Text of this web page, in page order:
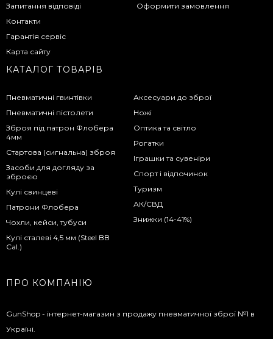
Запитання відповіді
Контакти
Гарантія сервіс
Карта сайту
Оформити замовлення
КАТАЛОГ ТОВАРІВ
Пневматичні гвинтівки
Пневматичні пістолети
Зброя під патрон Флобера
4мм
Стартова (сигнальна) зброя
Засоби для догляду за
зброєю
Кулі свинцеві
Патрони Флобера
Чохли, кейси, тубуси
Кулі сталеві 4,5 мм (Steel BB
Cal.)
Аксесуари до зброї
Ножі
Оптика та світло
Рогатки
Іграшки та сувеніри
Спорт і відпочинок
Туризм
АК/СВД
Знижки (14-41%)
ПРО КОМПАНІЮ
GunShop - інтернет-магазин з продажу пневматичної зброї №1 в
Україні.